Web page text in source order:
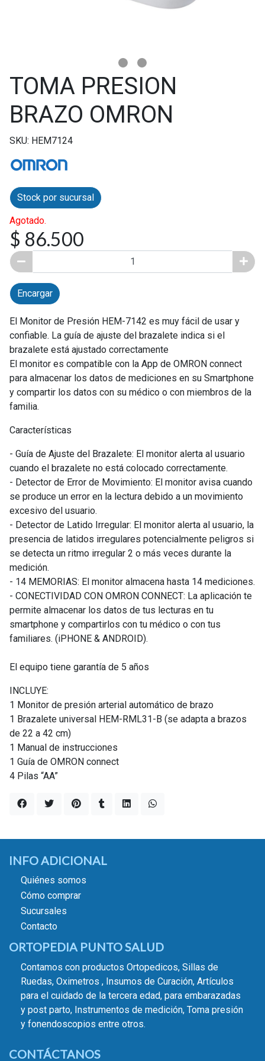
TOMA PRESION
BRAZO OMRON
SKU: HEM7124
Stock por sucursal
Agotado.
$ 86.500
Encargar
El Monitor de Presión HEM-7142 es muy fácil de usar y
confiable. La guía de ajuste del brazalete indica si el
brazalete está ajustado correctamente
El monitor es compatible con la App de OMRON connect
para almacenar los datos de mediciones en su Smartphone
y compartir los datos con su médico o con miembros de la
familia.
Características
- Guía de Ajuste del Brazalete: El monitor alerta al usuario
cuando el brazalete no está colocado correctamente.
- Detector de Error de Movimiento: El monitor avisa cuando
se produce un error en la lectura debido a un movimiento
excesivo del usuario.
- Detector de Latido Irregular: El monitor alerta al usuario, la
presencia de latidos irregulares potencialmente peligros si
se detecta un ritmo irregular 2 o más veces durante la
medición.
- 14 MEMORIAS: El monitor almacena hasta 14 mediciones.
- CONECTIVIDAD CON OMRON CONNECT: La aplicación te
permite almacenar los datos de tus lecturas en tu
smartphone y compartirlos con tu médico o con tus
familiares. (iPHONE & ANDROID).
El equipo tiene garantía de 5 años
INCLUYE:
1 Monitor de presión arterial automático de brazo
1 Brazalete universal HEM-RML31-B (se adapta a brazos
de 22 a 42 cm)
1 Manual de instrucciones
1 Guía de OMRON connect
4 Pilas “AA”
INFO ADICIONAL
Quiénes somos
Cómo comprar
Sucursales
Contacto
ORTOPEDIA PUNTO SALUD
Contamos con productos Ortopedicos, Sillas de
Ruedas, Oximetros , Insumos de Curación, Artículos
para el cuidado de la tercera edad, para embarazadas
y post parto, Instrumentos de medición, Toma presión
y fonendoscopios entre otros.
CONTÁCTANOS